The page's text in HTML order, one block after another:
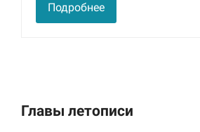
Подробнее
Главы летописи